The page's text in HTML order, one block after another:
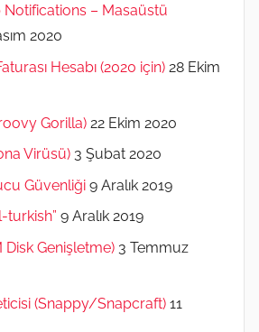
– Masaüstü
2020
Hesabı (2020 için) 28 Ekim
Gorilla) 22 Ekim 2020
Virüsü) 3 Şubat 2020
Güvenliği 9 Aralık 2019
turkish” 9 Aralık 2019
Disk Genişletme) 3 Temmuz
(Snappy/Snapcraft) 11